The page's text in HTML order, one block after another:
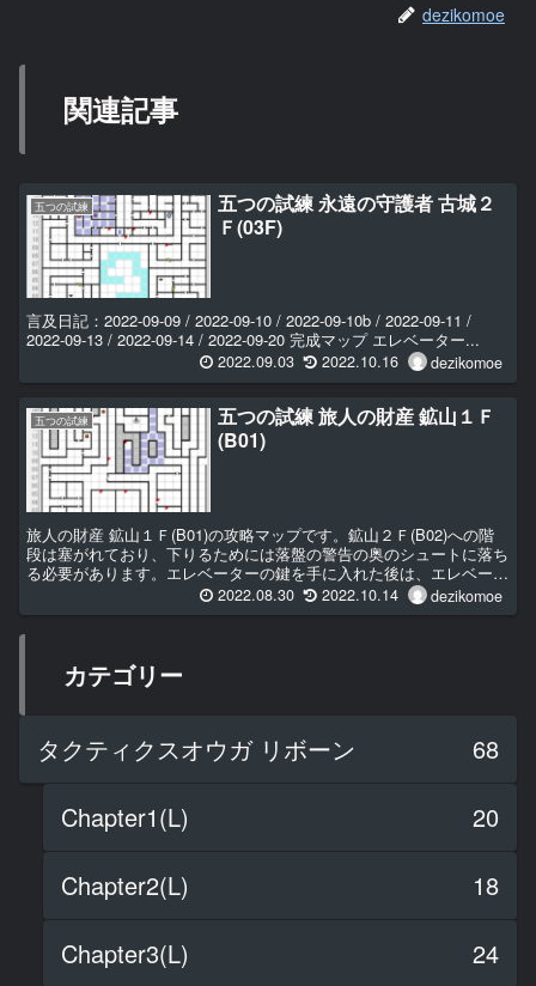
dezikomoe
関連記事
五つの試練
五つの試練 永遠の守護者 古城２
Ｆ(03F)
言及日記：2022-09-09 / 2022-09-10 / 2022-09-10b / 2022-09-11 /
2022-09-13 / 2022-09-14 / 2022-09-20 完成マップ エレベーター...
2022.09.03 2022.10.16 dezikomoe
五つの試練
五つの試練 旅人の財産 鉱山１Ｆ
(B01)
旅人の財産 鉱山１Ｆ(B01)の攻略マップです。鉱山２Ｆ(B02)への階
段は塞がれており、下りるためには落盤の警告の奥のシュートに落ち
る必要があります。エレベーターの鍵を手に入れた後は、エレベータ
ーで移動可能になります。2022.08.30 2022.10.14 dezikomoe
カテゴリー
タクティクスオウガ リボーン
68
Chapter1(L)
20
Chapter2(L)
18
Chapter3(L)
24